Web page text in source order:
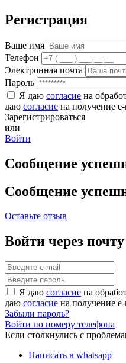
Регистрация
Ваше имя
Телефон
Электронная почта
Пароль
Я даю согласие на
даю согласие на получение
Зарегистрироваться
или
Войти
Сообщение
Сообщение
Оставьте отзыв
Войти через почту
Я даю согласие на
даю согласие на получение
Забыли пароль?
Войти по номеру телефона
Если столкнулись с
Написать в whatsapp